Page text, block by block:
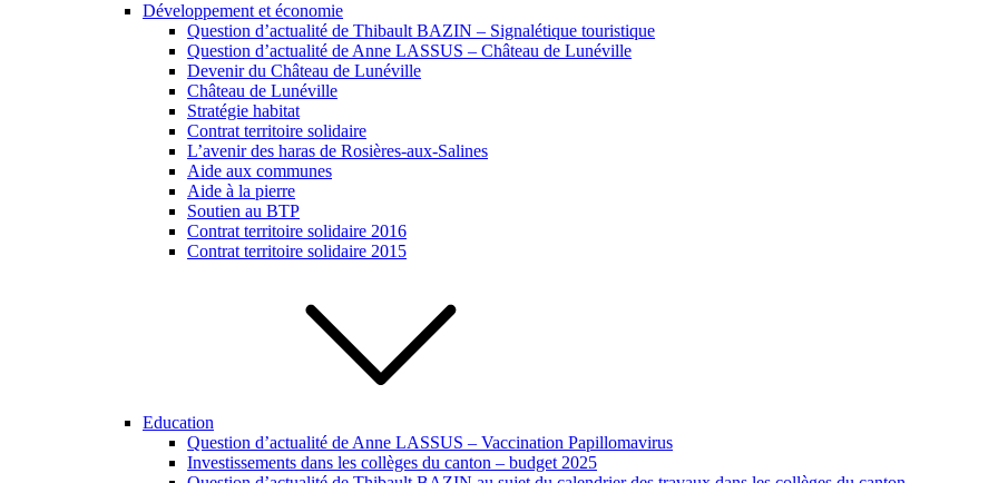
Développement et économie
Question d’actualité de Thibault BAZIN – Signalétique touristique
Question d’actualité de Anne LASSUS – Château de Lunéville
Devenir du Château de Lunéville
Château de Lunéville
Stratégie habitat
Contrat territoire solidaire
L’avenir des haras de Rosières-aux-Salines
Aide aux communes
Aide à la pierre
Soutien au BTP
Contrat territoire solidaire 2016
Contrat territoire solidaire 2015
Education
Question d’actualité de Anne LASSUS – Vaccination Papillomavirus
Investissements dans les collèges du canton – budget 2025